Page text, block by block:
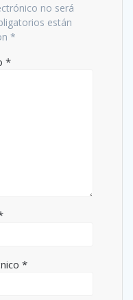
no será
están
*
*
*